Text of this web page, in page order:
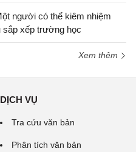
người có thể kiêm nhiệm
sắp xếp trường học
Xem thêm
DỊCH VỤ
Tra cứu văn bản
Phân tích văn bản